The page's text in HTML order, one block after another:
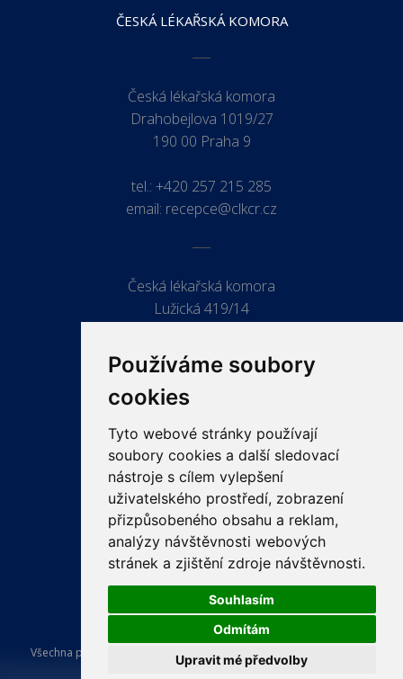
Používáme soubory
cookies
Tyto webové stránky používají
soubory cookies a další sledovací
nástroje s cílem vylepšení
uživatelského prostředí, zobrazení
přizpůsobeného obsahu a reklam,
analýzy návštěvnosti webových
stránek a zjištění zdroje návštěvnosti.
Souhlasím
Odmítám
Upravit mé předvolby
ČESKÁ LÉKAŘSKÁ KOMORA
Česká lékařská komora
Drahobejlova 1019/27
190 00 Praha 9
tel.: +420 257 215 285
email: recepce@clkcr.cz
Česká lékařská komora
Lužická 419/14
ODKAZY
PRO LÉKAŘE
PRO VEŘEJNOST
VZDĚLÁVÁNÍ
Všechna práva vyhrazena Česká lékařská komora. Tvorba a provoz
ISSA CZECH s.r.o..